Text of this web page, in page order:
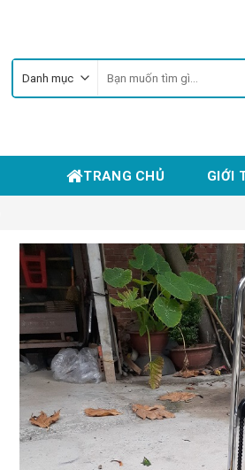
kiếm:
TRANG CHỦ GIỚI